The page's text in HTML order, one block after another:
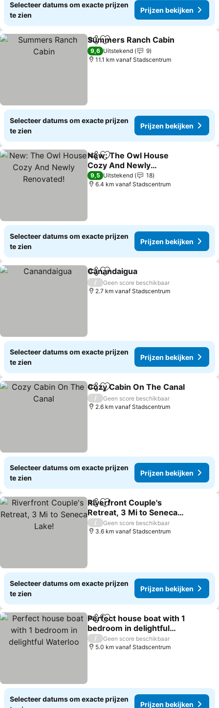
Selecteer datums om exacte prijzen
te zien
Prijzen bekijken
DelenToevoegen aan favorieten
Summers Ranch Cabin
9,6 Uitstekend
9
11.1 km vanaf Stadscentrum
Selecteer datums om exacte prijzen
te zien
Prijzen bekijken
DelenToevoegen aan favorieten
New: The Owl House
Cozy And Newly
Renovated!
9,5 Uitstekend
18
6.4 km vanaf Stadscentrum
Selecteer datums om exacte prijzen
te zien
Prijzen bekijken
DelenToevoegen aan favorieten
Canandaigua
/
Geen score beschikbaar
2.7 km vanaf Stadscentrum
Selecteer datums om exacte prijzen
te zien
Prijzen bekijken
DelenToevoegen aan favorieten
Cozy Cabin On The Canal
/
Geen score beschikbaar
2.6 km vanaf Stadscentrum
Selecteer datums om exacte prijzen
te zien
Prijzen bekijken
DelenToevoegen aan favorieten
Riverfront Couple's
Retreat, 3 Mi to Seneca
Lake!
/
Geen score beschikbaar
3.6 km vanaf Stadscentrum
Selecteer datums om exacte prijzen
te zien
Prijzen bekijken
DelenToevoegen aan favorieten
Perfect house boat with 1
bedroom in delightful
Waterloo
/
Geen score beschikbaar
5.0 km vanaf Stadscentrum
Selecteer datums om exacte prijzen
Prijzen bekijken